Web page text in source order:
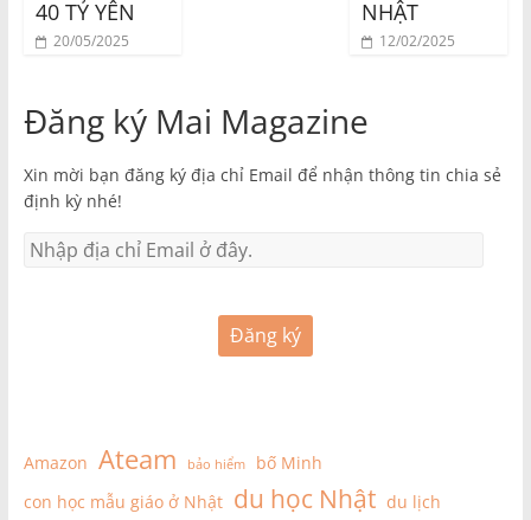
40 TỶ YÊN
20/05/2025
NHẬT
12/02/2025
Đăng ký Mai Magazine
Xin mời bạn đăng ký địa chỉ Email để nhận thông tin chia sẻ
định kỳ nhé!
Đăng ký
Amazon Ateam bảo hiểm
bố Minh
con học mẫu giáo ở Nhật du học Nhật du lịch